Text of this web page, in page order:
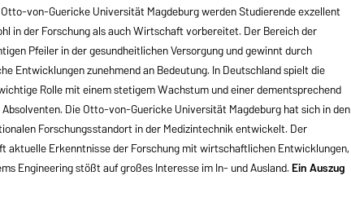
von-Guericke Universität Magdeburg werden Studierende exzellent
in der Forschung als auch Wirtschaft vorbereitet. Der Bereich der
Pfeiler in der gesundheitlichen Versorgung und gewinnt durch
Entwicklungen zunehmend an Bedeutung. In Deutschland spielt die
Rolle mit einem stetigem Wachstum und einer dementsprechend
Die Otto-von-Guericke Universität Magdeburg hat sich in den
Forschungsstandort in der Medizintechnik entwickelt. Der
aktuelle Erkenntnisse der Forschung mit wirtschaftlichen Entwicklungen,
Engineering stößt auf großes Interesse im In- und Ausland.Ein Auszug